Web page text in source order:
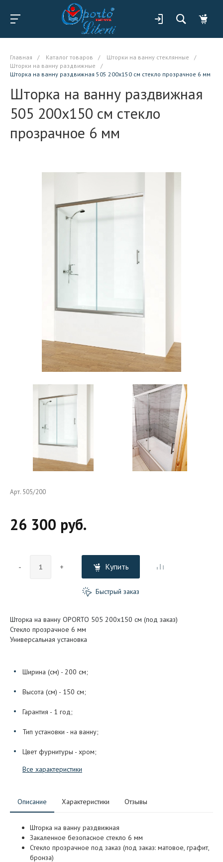
Главная / Каталог товаров / Шторки на ванну стеклянные
/
Шторки на ванну раздвижные
/
Шторка на ванну раздвижная 505 200x150 см стекло прозрачное 6 мм
Шторка на ванну раздвижная
505 200x150 см стекло
прозрачное 6 мм
Арт. 505/200
26 300 руб.
- + Купить
Быстрый заказ
Шторка на ванну OPORTO 505 200x150 см (под заказ)
Стекло прозрачное 6 мм
Универсальная установка
Ширина (см) - 200 см;
Высота (см) - 150 см;
Гарантия - 1 год;
Тип установки - на ванну;
Цвет фурнитуры - хром;
Все характеристики
Описание Характеристики Отзывы
Шторка на ванну раздвижная
Закаленное безопасное стекло 6 мм
Стекло прозрачное под заказ (под заказ: матовое, графит,
бронза)